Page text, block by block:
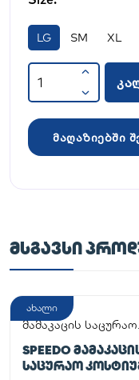
LG SM XL
მაღაზიებში
ᲛᲡᲒᲐᲕᲡᲘ
ახალი
მამაკაცის საცურაო
SPEEDO
ᲡᲐᲪᲣᲠᲐᲝ